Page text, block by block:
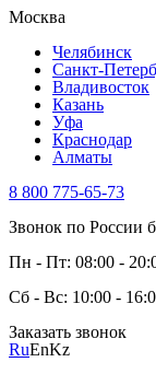
Москва
Челябинск
Санкт-
Владивосток
Казань
Уфа
Краснодар
Алматы
8 800 775-65-73
Звонок по России
Пн - Пт: 08:00 -
Сб - Вс: 10:00 -
Заказать звонок
RuEnKz